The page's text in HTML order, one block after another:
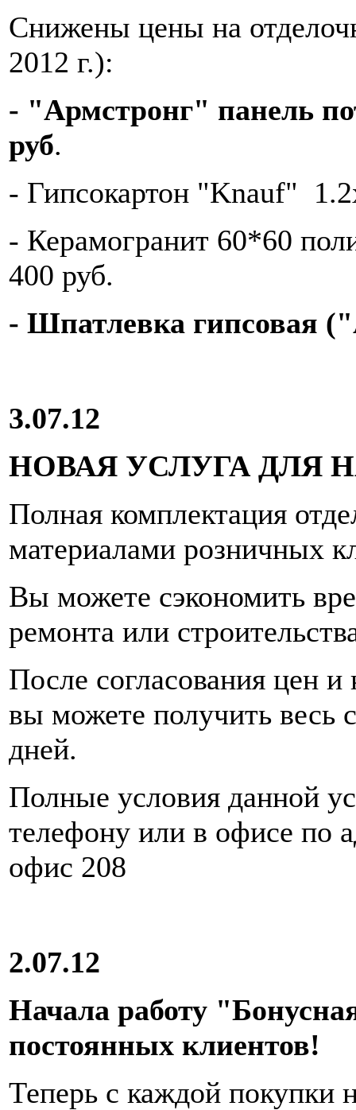
Снижены цены на
2012 г.):
- "Армстронг" панель
руб.
- Гипсокартон "Knauf"
- Керамогранит 60*60
400 руб.
- Шпатлевка гипсовая
3.07.12
НОВАЯ УСЛУГА ДЛЯ
Полная комплектация
материалами розничных
Вы можете сэкономить
ремонта или
После согласования цен
вы можете получить весь
дней.
Полные условия данной
телефону или в офисе по
офис 208
2.07.12
Начала работу
постоянных клиентов!
Теперь с каждой покупки